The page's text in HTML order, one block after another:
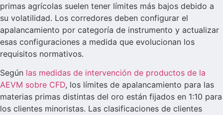
primas agrícolas suelen tener límites más bajos debido a
su volatilidad. Los corredores deben configurar el
apalancamiento por categoría de instrumento y actualizar
esas configuraciones a medida que evolucionan los
requisitos normativos.
Según las medidas de intervención de productos de la
AEVM sobre CFD, los límites de apalancamiento para las
materias primas distintas del oro están fijados en 1:10 para
los clientes minoristas. Las clasificaciones de clientes